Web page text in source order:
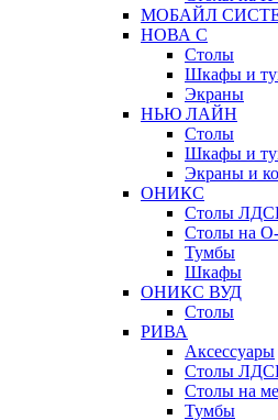
МОБАЙЛ
НОВА С
Столы
Шкафы и
Экраны
НЬЮ ЛАЙН
Столы
Шкафы и
Экраны и
ОНИКС
Столы
Столы на
Тумбы
Шкафы
ОНИКС ВУД
Столы
РИВА
Аксессуары
Столы
Столы на
Тумбы